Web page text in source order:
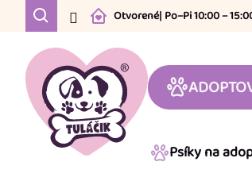
Otvorené| Po–Pi 10:00 –
Psíky na